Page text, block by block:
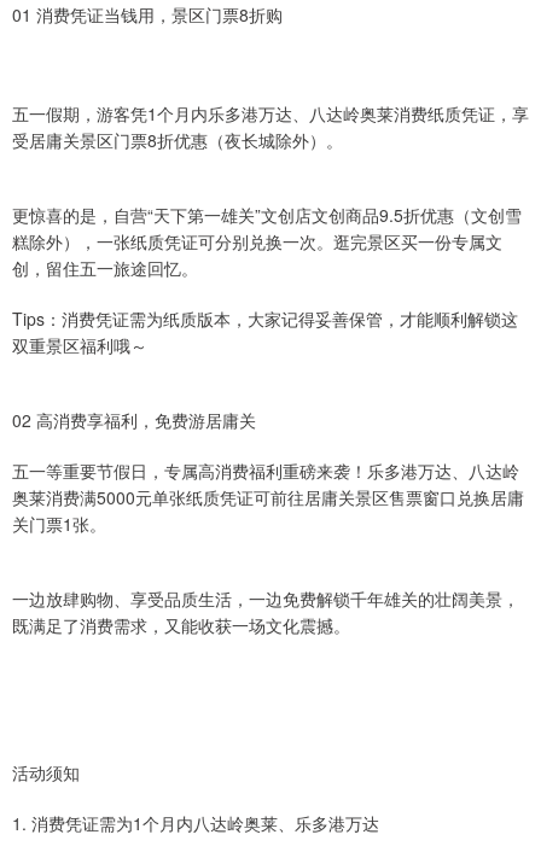
01 消费凭证当钱用，景区门票8折购
五一假期，游客凭1个月内乐多港万达、八达岭奥莱消费纸质凭证，享
受居庸关景区门票8折优惠（夜长城除外）。
更惊喜的是，自营“天下第一雄关”文创店文创商品9.5折优惠（文创雪
糕除外），一张纸质凭证可分别兑换一次。逛完景区买一份专属文
创，留住五一旅途回忆。
Tips：消费凭证需为纸质版本，大家记得妥善保管，才能顺利解锁这
双重景区福利哦～
02 高消费享福利，免费游居庸关
五一等重要节假日，专属高消费福利重磅来袭！乐多港万达、八达岭
奥莱消费满5000元单张纸质凭证可前往居庸关景区售票窗口兑换居庸
关门票1张。
一边放肆购物、享受品质生活，一边免费解锁千年雄关的壮阔美景，
既满足了消费需求，又能收获一场文化震撼。
活动须知
1. 消费凭证需为1个月内八达岭奥莱、乐多港万达